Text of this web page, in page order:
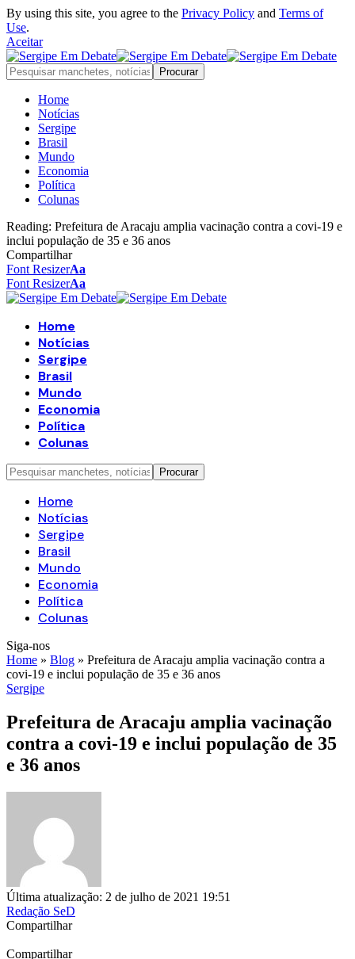
By using this site, you agree to the Privacy Policy and Terms of
Use.
Aceitar
Home
Notícias
Sergipe
Brasil
Mundo
Economia
Política
Colunas
Reading: Prefeitura de Aracaju amplia vacinação contra a covi-19 e
inclui população de 35 e 36 anos
Compartilhar
Font ResizerAa
Font ResizerAa
Home
Notícias
Sergipe
Brasil
Mundo
Economia
Política
Colunas
Home
Notícias
Sergipe
Brasil
Mundo
Economia
Política
Colunas
Siga-nos
Home » Blog » Prefeitura de Aracaju amplia vacinação contra a
covi-19 e inclui população de 35 e 36 anos
Sergipe
Prefeitura de Aracaju amplia vacinação
contra a covi-19 e inclui população de 35
e 36 anos
Última atualização: 2 de julho de 2021 19:51
Redação SeD
Compartilhar
Compartilhar